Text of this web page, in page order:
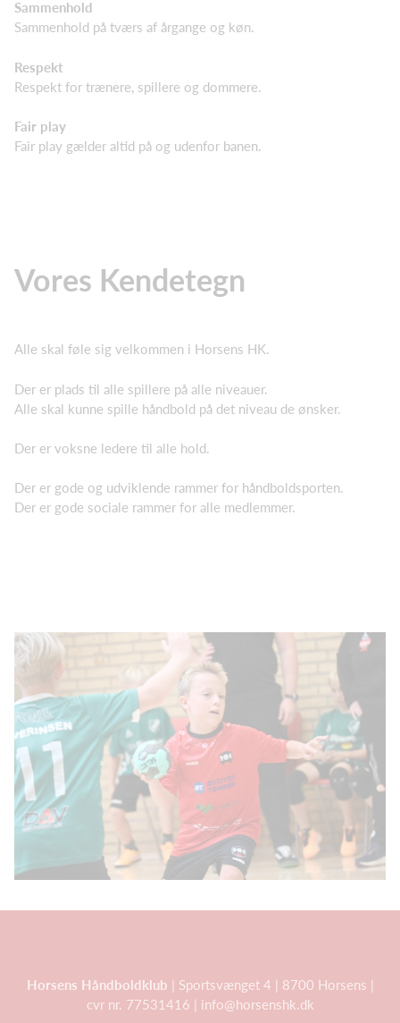
Sammenhold
Sammenhold på tværs af årgange og køn.
Respekt
Respekt for trænere, spillere og dommere.
Fair play
Fair play gælder altid på og udenfor banen.
Vores Kendetegn
Alle skal føle sig velkommen i Horsens HK.
Der er plads til alle spillere på alle niveauer.
Alle skal kunne spille håndbold på det niveau de ønsker.
Der er voksne ledere til alle hold.
Der er gode og udviklende rammer for håndboldsporten.
Der er gode sociale rammer for alle medlemmer.
Horsens Håndboldklub | Sportsvænget 4 | 8700 Horsens |
cvr nr. 77531416 | info@horsenshk.dk